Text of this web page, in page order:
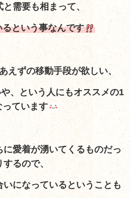
需要も相まって、
という事なんです
えずの移動手段が欲しい、
、という人にもオススメの1
っています
愛着が湧いてくるものだっ
するので、
になっているということも